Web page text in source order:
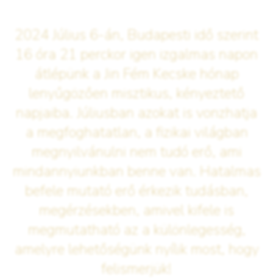
2024 Július 6-án, Budapesti idő szerint
16 óra 21 perckor igen izgalmas napon
átlépünk a Jin Fém Kecske hónap
lenyűgözően misztikus, kényeztető
napjaiba. Júliusban azokat is vonzhatja
a megfoghatatlan, a fizikai világban
megnyilvánulni nem tudó erő, ami
mindannyiunkban benne van. Hatalmas
befele mutató erő érkezik tudásban,
megérzésekben, amivel kifele is
megmutatható az a különlegesség,
amelyre lehetőségünk nyílik most, hogy
felismerjük!